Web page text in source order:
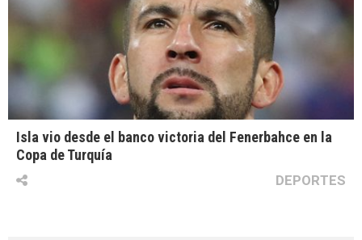
Isla vio desde el banco victoria del Fenerbahce en la
Copa de Turquía
DEPORTES